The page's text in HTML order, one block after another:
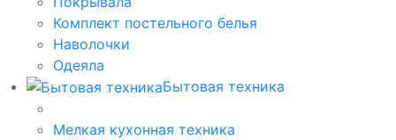
Комплект постельного белья
Наволочки
Одеяла
Бытовая техника
Мелкая кухонная техника